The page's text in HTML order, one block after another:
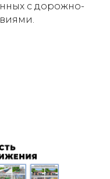
с дорожно-